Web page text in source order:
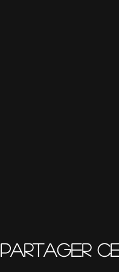
Partager